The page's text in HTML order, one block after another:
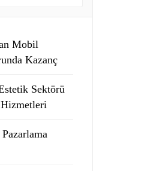
Mobil
Kazanç
Sektörü